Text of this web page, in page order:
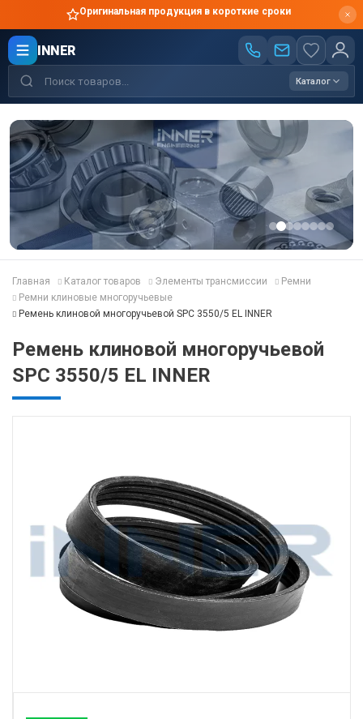
Оригинальная продукция в короткие сроки
INNER
Каталог
Главная Каталог товаров Элементы трансмиссии
Ремни
Ремни клиновые многоручьевые
Ремень клиновой многоручьевой SPC 3550/5 EL INNER
Ремень клиновой многоручьевой
SPC 3550/5 EL INNER